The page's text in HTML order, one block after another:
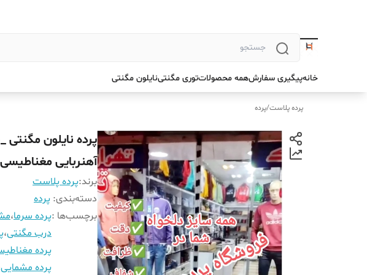
خانهپیگیری سفارشهمه محصولاتتوری مگنتینایلون مگنتی
پرده پلاست/پرده
آهنربایی مغناطیسی
برند:پرده پلاست
دسته‌بندی: پرده
برچسب‌ها :پرده سرما،
درب مگنتی،
پرده
پرده مشمایی